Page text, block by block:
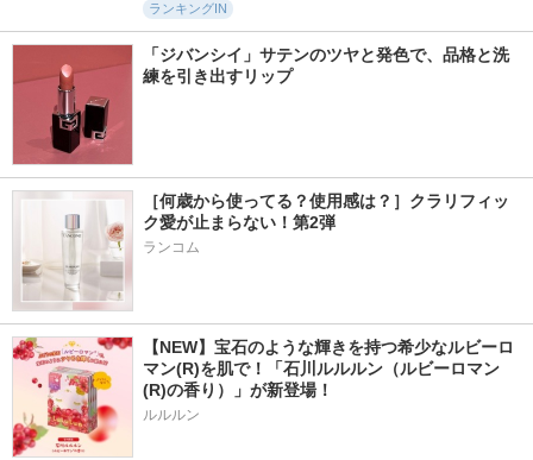
ランキングIN
「ジバンシイ」サテンのツヤと発色で、品格と洗
練を引き出すリップ
［何歳から使ってる？使用感は？］クラリフィッ
ク愛が止まらない！第2弾
ランコム
【NEW】宝石のような輝きを持つ希少なルビーロ
マン(R)を肌で！「石川ルルルン（ルビーロマン
(R)の香り）」が新登場！
ルルルン